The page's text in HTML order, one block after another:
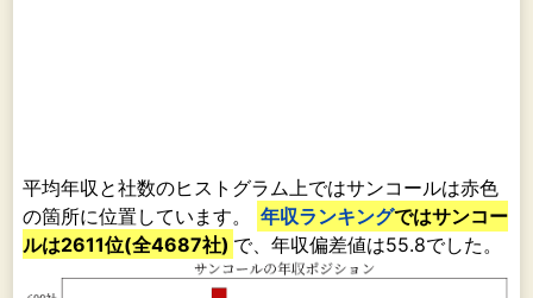
平均年収と社数のヒストグラム上ではサンコールは赤色
の箇所に位置しています。
年収ランキングではサンコー
ルは2611位(全4687社) で、年収偏差値は55.8でした。